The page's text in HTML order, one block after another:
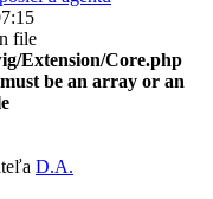
file
Extension/Core.php
be an array or an
D.A.